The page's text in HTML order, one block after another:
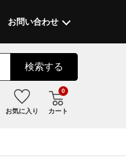
お問い合わせ
検索する
お気に入り カート
0